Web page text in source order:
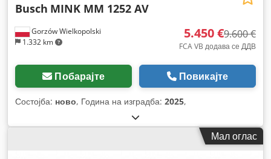
Gorzów Wielkopolski
1.332 km
Busch MINK MM 1252 AV
5.450 €9.600 €
FCA VB додава се ДДВ
Побарајте Повикајте
Состојба: ново, Година на изградба: 2025,
Мал оглас